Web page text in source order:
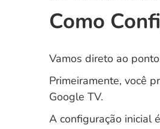
Como
Vamos direto ao
Primeiramente, você
Google TV.
A configuração inicial